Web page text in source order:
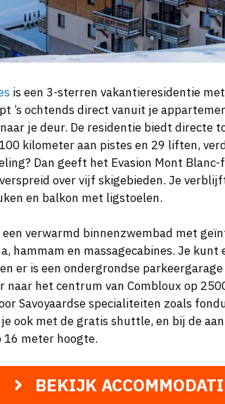
is een 3-sterren vakantieresidentie
’s ochtends direct vanuit je
je deur. De residentie biedt directe
kilometer aan pistes en 29 liften,
Dan geeft het Evasion Mont
over vijf skigebieden. Je
en balkon met ligstoelen.
verwarmd binnenzwembad met
hammam en massagecabines. Je kunt
er is een ondergrondse
het centrum van Combloux op
Savoyaardse specialiteiten zoals
ook met de gratis shuttle, en bij de
16 meter hoogte.
BEKIJK